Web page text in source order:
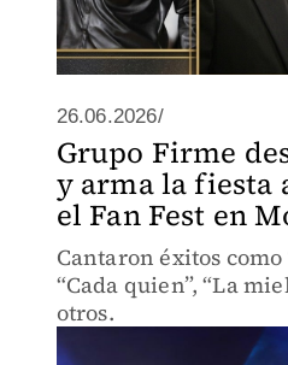
26.06.2026/
Grupo Firme
y arma la fiesta
el Fan Fest en
Cantaron éxitos como
“Cada quien”, “La
otros.